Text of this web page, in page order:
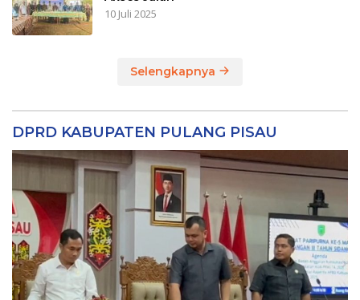
10 Juli 2025
Selengkapnya
DPRD KABUPATEN PULANG PISAU